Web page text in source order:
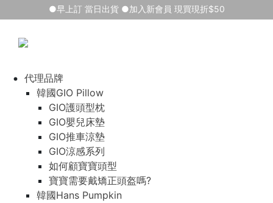
代理品牌
韓國GIO Pillow
GIO護頭型枕
GIO嬰兒床墊
GIO推車涼墊
GIO涼感系列
如何顧寶寶頭型
寶寶需要戴矯正頭盔嗎?
韓國Hans Pumpkin
●早上訂 當日出貨 ●加入新會員 現買現折$50